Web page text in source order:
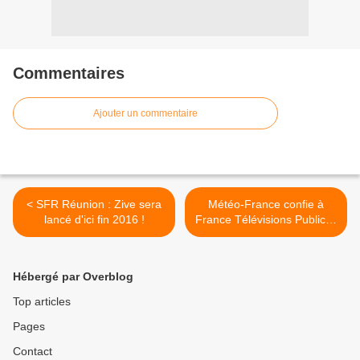
Commentaires
Ajouter un commentaire
< SFR Réunion : Zive sera
lancé d'ici fin 2016 !
Météo-France confie à
France Télévisions Publicité
la commercialisation de ses
Hébergé par Overblog
Top articles
Pages
Contact